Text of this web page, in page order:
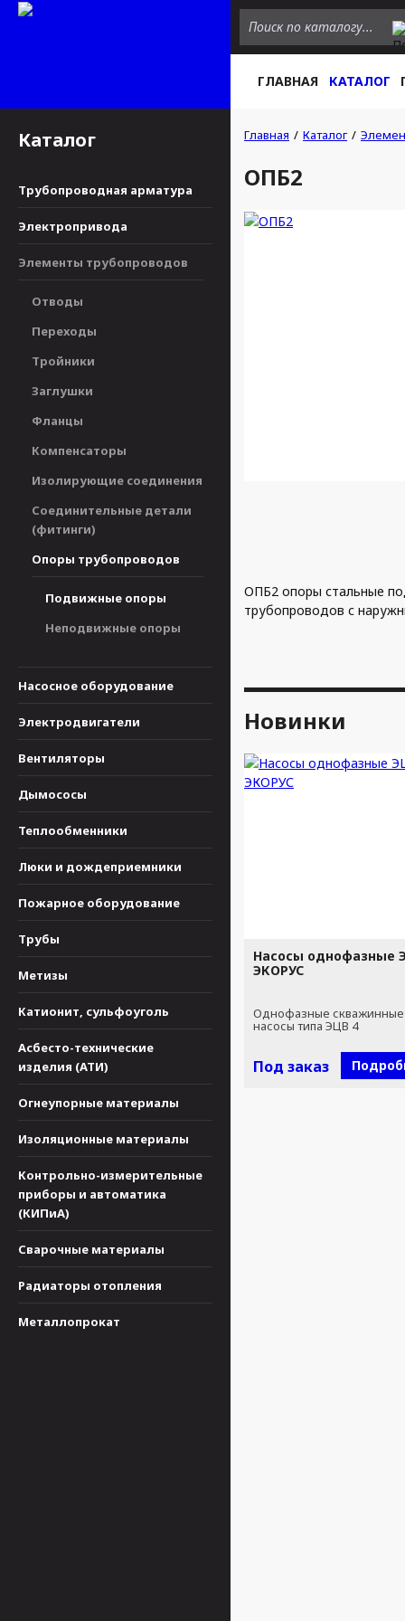
ГЛАВНАЯ КАТАЛОГ
Каталог
Трубопроводная арматура
Электропривода
Элементы трубопроводов
Отводы
Переходы
Тройники
Заглушки
Фланцы
Компенсаторы
Изолирующие соединения
Соединительные детали
(фитинги)
Опоры трубопроводов
Подвижные опоры
Неподвижные опоры
Насосное оборудование
Электродвигатели
Вентиляторы
Дымососы
Теплообменники
Люки и дождеприемники
Пожарное оборудование
Трубы
Метизы
Катионит, сульфоуголь
Асбесто-технические
изделия (АТИ)
Огнеупорные материалы
Изоляционные материалы
Контрольно-измерительные
приборы и автоматика
(КИПиА)
Сварочные материалы
Радиаторы отопления
Металлопрокат
Главная Каталог
ОПБ2
ОПБ2 опоры стальные
трубопроводов с
Новинки
Насосы однофазные
ЭКОРУС
Однофазные скважинные
насосы типа ЭЦВ 4
Под заказ